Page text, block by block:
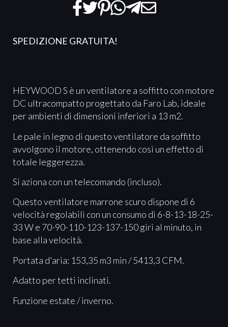
SPEDIZIONE GRATUITA!
HEYWOOD S è un ventilatore a soffitto con motore
DC ultracompatto progettato da Faro Lab, ideale
per ambienti di dimensioni inferiori a 13 m2.
Le pale in legno di questo ventilatore da soffitto
avvolgono il motore, ottenendo così un effetto di
totale leggerezza.
Si aziona con un telecomando (incluso).
Questo ventilatore marrone scuro dispone di 6
velocità regolabili con un consumo di 6-8-13-18-25-
33 W e 70-90-110-123-137-150 giri al minuto, in
base alla velocità.
Portata d'aria: 153,35 m3 min / 5413,3 CFM.
Adatto per tetti inclinati.
Funzione estate / inverno.